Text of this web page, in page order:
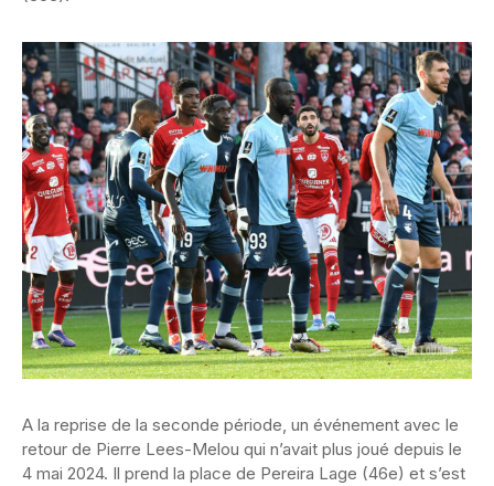
A la reprise de la seconde période, un événement avec le
retour de Pierre Lees-Melou qui n’avait plus joué depuis le
4 mai 2024. Il prend la place de Pereira Lage (46e) et s’est